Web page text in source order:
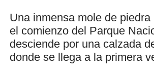
Una inmensa mole de
el comienzo del Parque
desciende por una calzada
donde se llega a la primera